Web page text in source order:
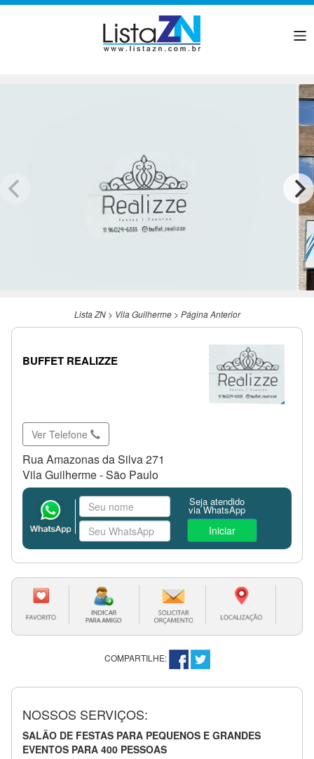
Lista ZN> Vila Guilherme> Página Anterior
BUFFET REALIZZE
Ver Telefone
Rua Amazonas da Silva 271
Vila Guilherme - São Paulo
Seja atendido
via WhatsApp
Iniciar
COMPARTILHE:
NOSSOS SERVIÇOS:
SALÃO DE FESTAS PARA PEQUENOS E GRANDES
EVENTOS PARA 400 PESSOAS